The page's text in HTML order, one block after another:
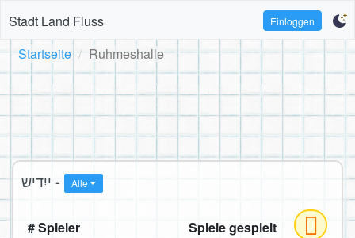
Stadt Land Fluss Einloggen
Startseite Ruhmeshalle
ייִדיש - Alle
# Spieler
Spiele gespielt